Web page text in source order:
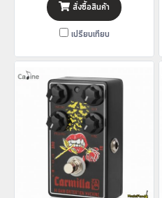
สั่งซื้อสินค้า
เปรียบเทียบ